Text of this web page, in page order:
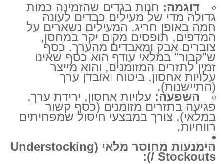
דוגמה: חנות בגדים שהזמינה כמות
גדולה מדי של מעילים כבדים לעונה
חמה באופן חריג. המעילים נשארים על
המדפים, תופסים מקום יקר במחסן,
צוברים אבק ומאבדים מהערך. כסף
ש"קבור" במלאי עודף הוא כסף שאינו
זמין לתזרים המזומנים, והוא מייצר
עלויות אחסון, ביטוח ואובדן ערך
(התיישנות).
השפעה: עלויות אחסון, ירידת ערך,
פגיעה בתזרים מזומנים (כסף קשור
במלאי), צורך במבצעי חיסול שמפחיתים
רווחיות.
הימנעות מחוסר מלאי (Understocking
/ Stockouts):